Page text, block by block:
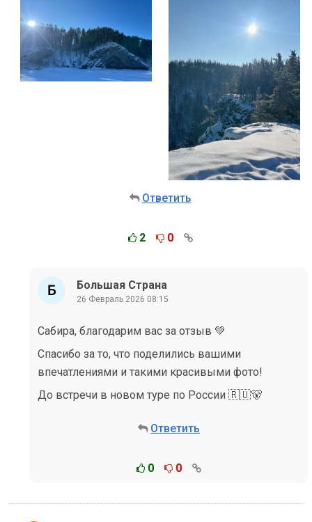
Ответить
2 0
Большая Страна
26 Февраль 2026 08:15
Сабира, благодарим вас за отзыв 💚
Спасибо за то, что поделились вашими
впечатлениями и такими красивыми фото!
До встречи в новом туре по России 🇷🇺🐻
Ответить
0 0